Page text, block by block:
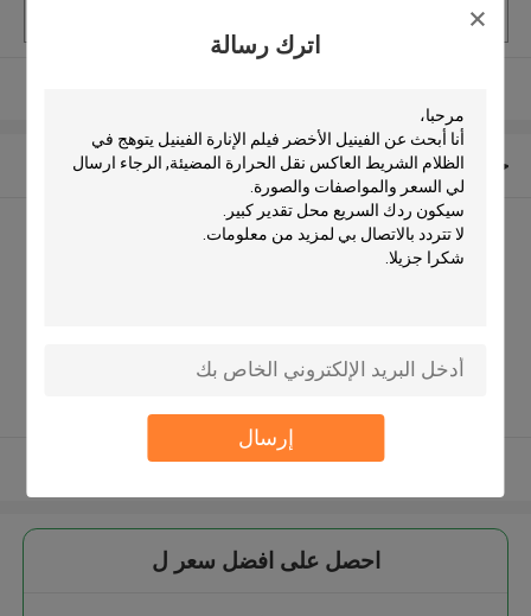
اترك رسالة
إرسال
القدرة على العرض
حول نا
ESA Reflex (Shanghai) Co.,
Ltd. الملف الشركة المصنعة
5.0
عرض المزيد
احصل على افضل سعر ل